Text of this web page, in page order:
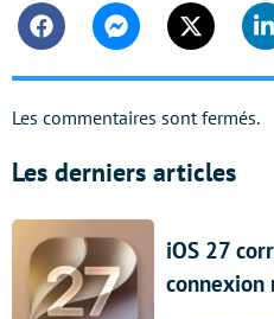
FacebookMessengerTwitter
Les commentaires sont fermés.
Les derniers articles
iOS 27
connexion